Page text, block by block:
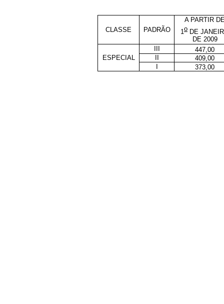
A PARTIR
CLASSE
PADRÃO 1 o DE
DE 2009
447,00
ESPECIAL
409,00
373,00